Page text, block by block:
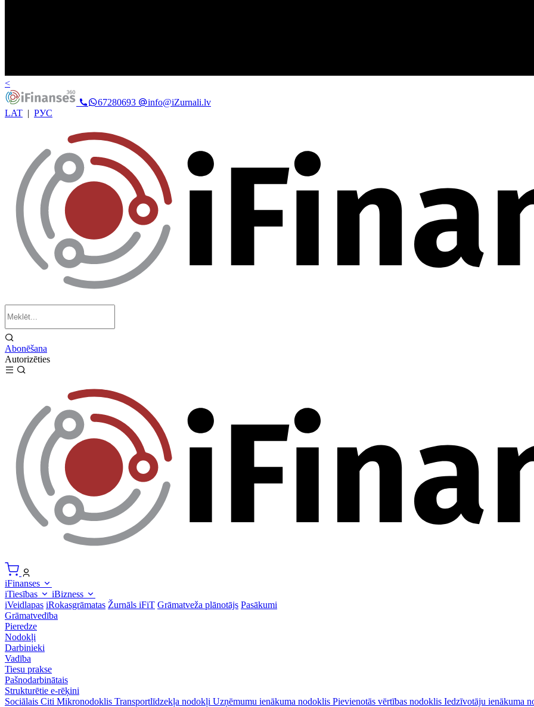
<
67280693
info@iZurnali.lv
LAT | РУС
Abonēšana
Autorizēties
iFinanses
iTiesības
iBizness
iVeidlapas iRokasgrāmatas Žurnāls iFiT Grāmatveža plānotājs Pasākumi
Grāmatvedība
Pieredze
Nodokļi
Darbinieki
Vadība
Tiesu prakse
Pašnodarbinātais
Strukturētie e-rēķini
Sociālais Citi Mikronodoklis Transportlīdzekļa nodokļi Uzņēmumu ienākuma nodoklis Pievienotās vērtības nodoklis Iedzīvotāju ienākuma